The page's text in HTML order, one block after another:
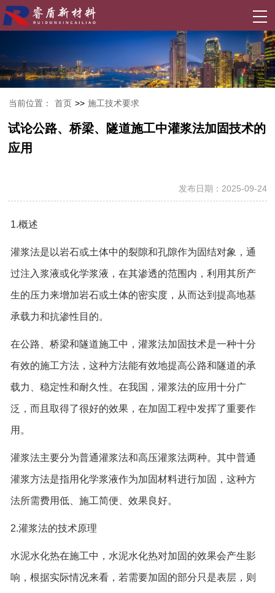
当前位置： 首页 >> 施工技术要求
试论公路、桥梁、隧道施工中灌浆法加固技术的
应用
发布日期：2025-09-24
1.概述
灌浆法是以岩石或土体中的裂隙和孔隙作为固结对象，通
过注入浆液或化学浆液，在其渗透的范围内，利用其所产
生的压力来增加岩石或土体的密实度，从而达到提高地基
承载力和抗渗性目的。
在公路、桥梁和隧道施工中，灌浆法加固技术是一种十分
有效的施工方法，这种方法能有效地提高公路和隧道的承
载力、稳定性和耐久性。在我国，灌浆法的应用十分广
泛，而且取得了很好的效果，在加固工程中发挥了重要作
用。
灌浆法主要分为普通灌浆法和高压灌浆法两种。其中普通
灌浆方法是指用化学浆液作为加固材料进行加固，这种方
法所需费用低、施工简便、效果良好。
2.灌浆法的技术原理
水泥水化热在施工中，水泥水化热对加固的效果会产生影
响，根据实际情况来看，若需要加固的部分只是表层，则